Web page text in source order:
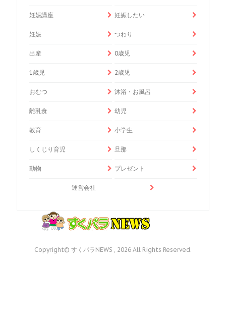
妊娠講座 妊娠したい
妊娠 つわり
出産 0歳児
1歳児 2歳児
おむつ 沐浴・お風呂
離乳食 幼児
教育 小学生
しくじり育児 旦那
動物 プレゼント
運営会社
Copyright© すくパラNEWS , 2026 All Rights Reserved.